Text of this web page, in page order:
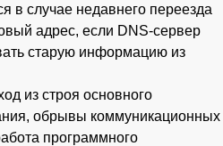
в случае недавнего переезда
адрес, если DNS-сервер
старую информацию из
из строя основного
обрывы коммуникационных
программного